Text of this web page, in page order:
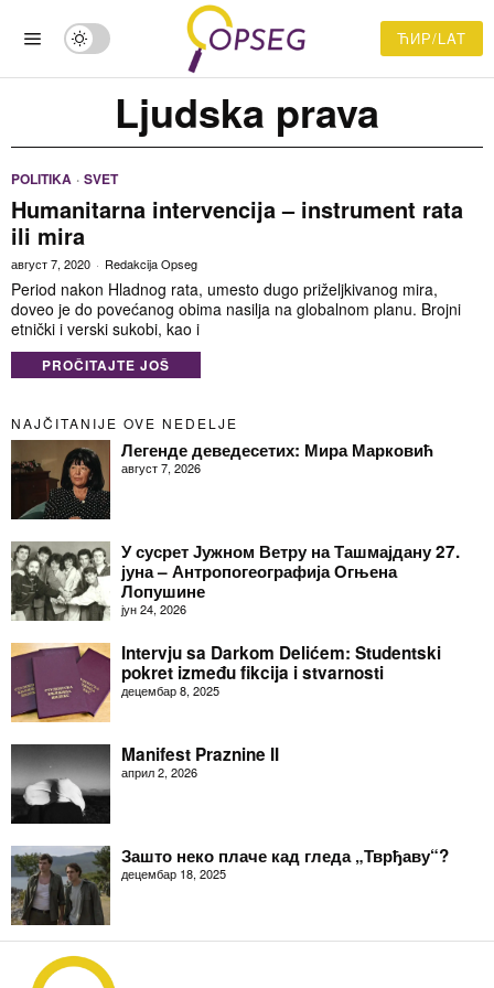
ЋИР/LAT
Ljudska prava
POLITIKA · SVET
Humanitarna intervencija – instrument rata
ili mira
август 7, 2020 Redakcija Opseg
Period nakon Hladnog rata, umesto dugo priželjkivanog mira,
doveo je do povećanog obima nasilja na globalnom planu. Brojni
etnički i verski sukobi, kao i
PROČITAJTE JOŠ
NAJČITANIJE OVE NEDELJE
Легенде деведесетих: Мира Марковић
август 7, 2026
У сусрет Јужном Ветру на Ташмајдану 27.
јуна – Антропогеографија Огњена
Лопушине
јун 24, 2026
Intervju sa Darkom Delićem: Studentski
pokret između fikcija i stvarnosti
децембар 8, 2025
Manifest Praznine II
април 2, 2026
Зашто неко плаче кад гледа „Тврђаву“?
децембар 18, 2025